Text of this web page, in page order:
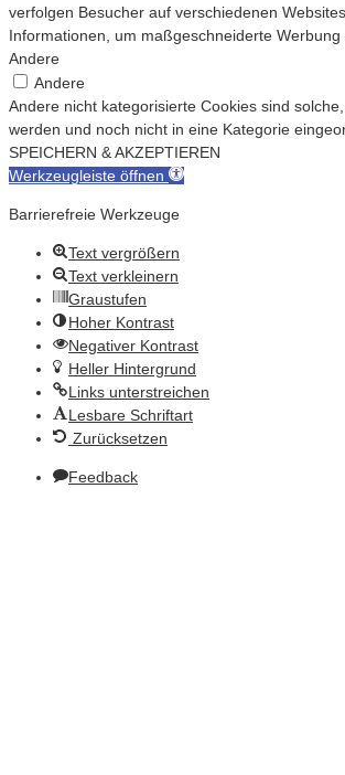
verfolgen Besucher auf verschiedenen
Informationen, um maßgeschneiderte Werbung
Andere
Andere
Andere nicht kategorisierte Cookies sind
werden und noch nicht in eine Kategorie
SPEICHERN & AKZEPTIEREN
Werkzeugleiste öffnen
Barrierefreie Werkzeuge
Text vergrößern
Text verkleinern
Graustufen
Hoher Kontrast
Negativer Kontrast
Heller Hintergrund
Links unterstreichen
Lesbare Schriftart
Zurücksetzen
Feedback